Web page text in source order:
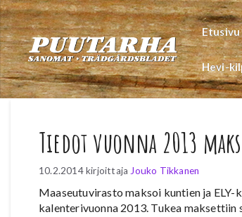
Siirry
sisältöön
Etusivu
Hevi-
Tiedot vuonna 2013
10.2.2014 kirjoittaja Jouko Tikkanen
Maaseutuvirasto maksoi kuntien ja
kalenterivuonna 2013. Tukea maksettiin